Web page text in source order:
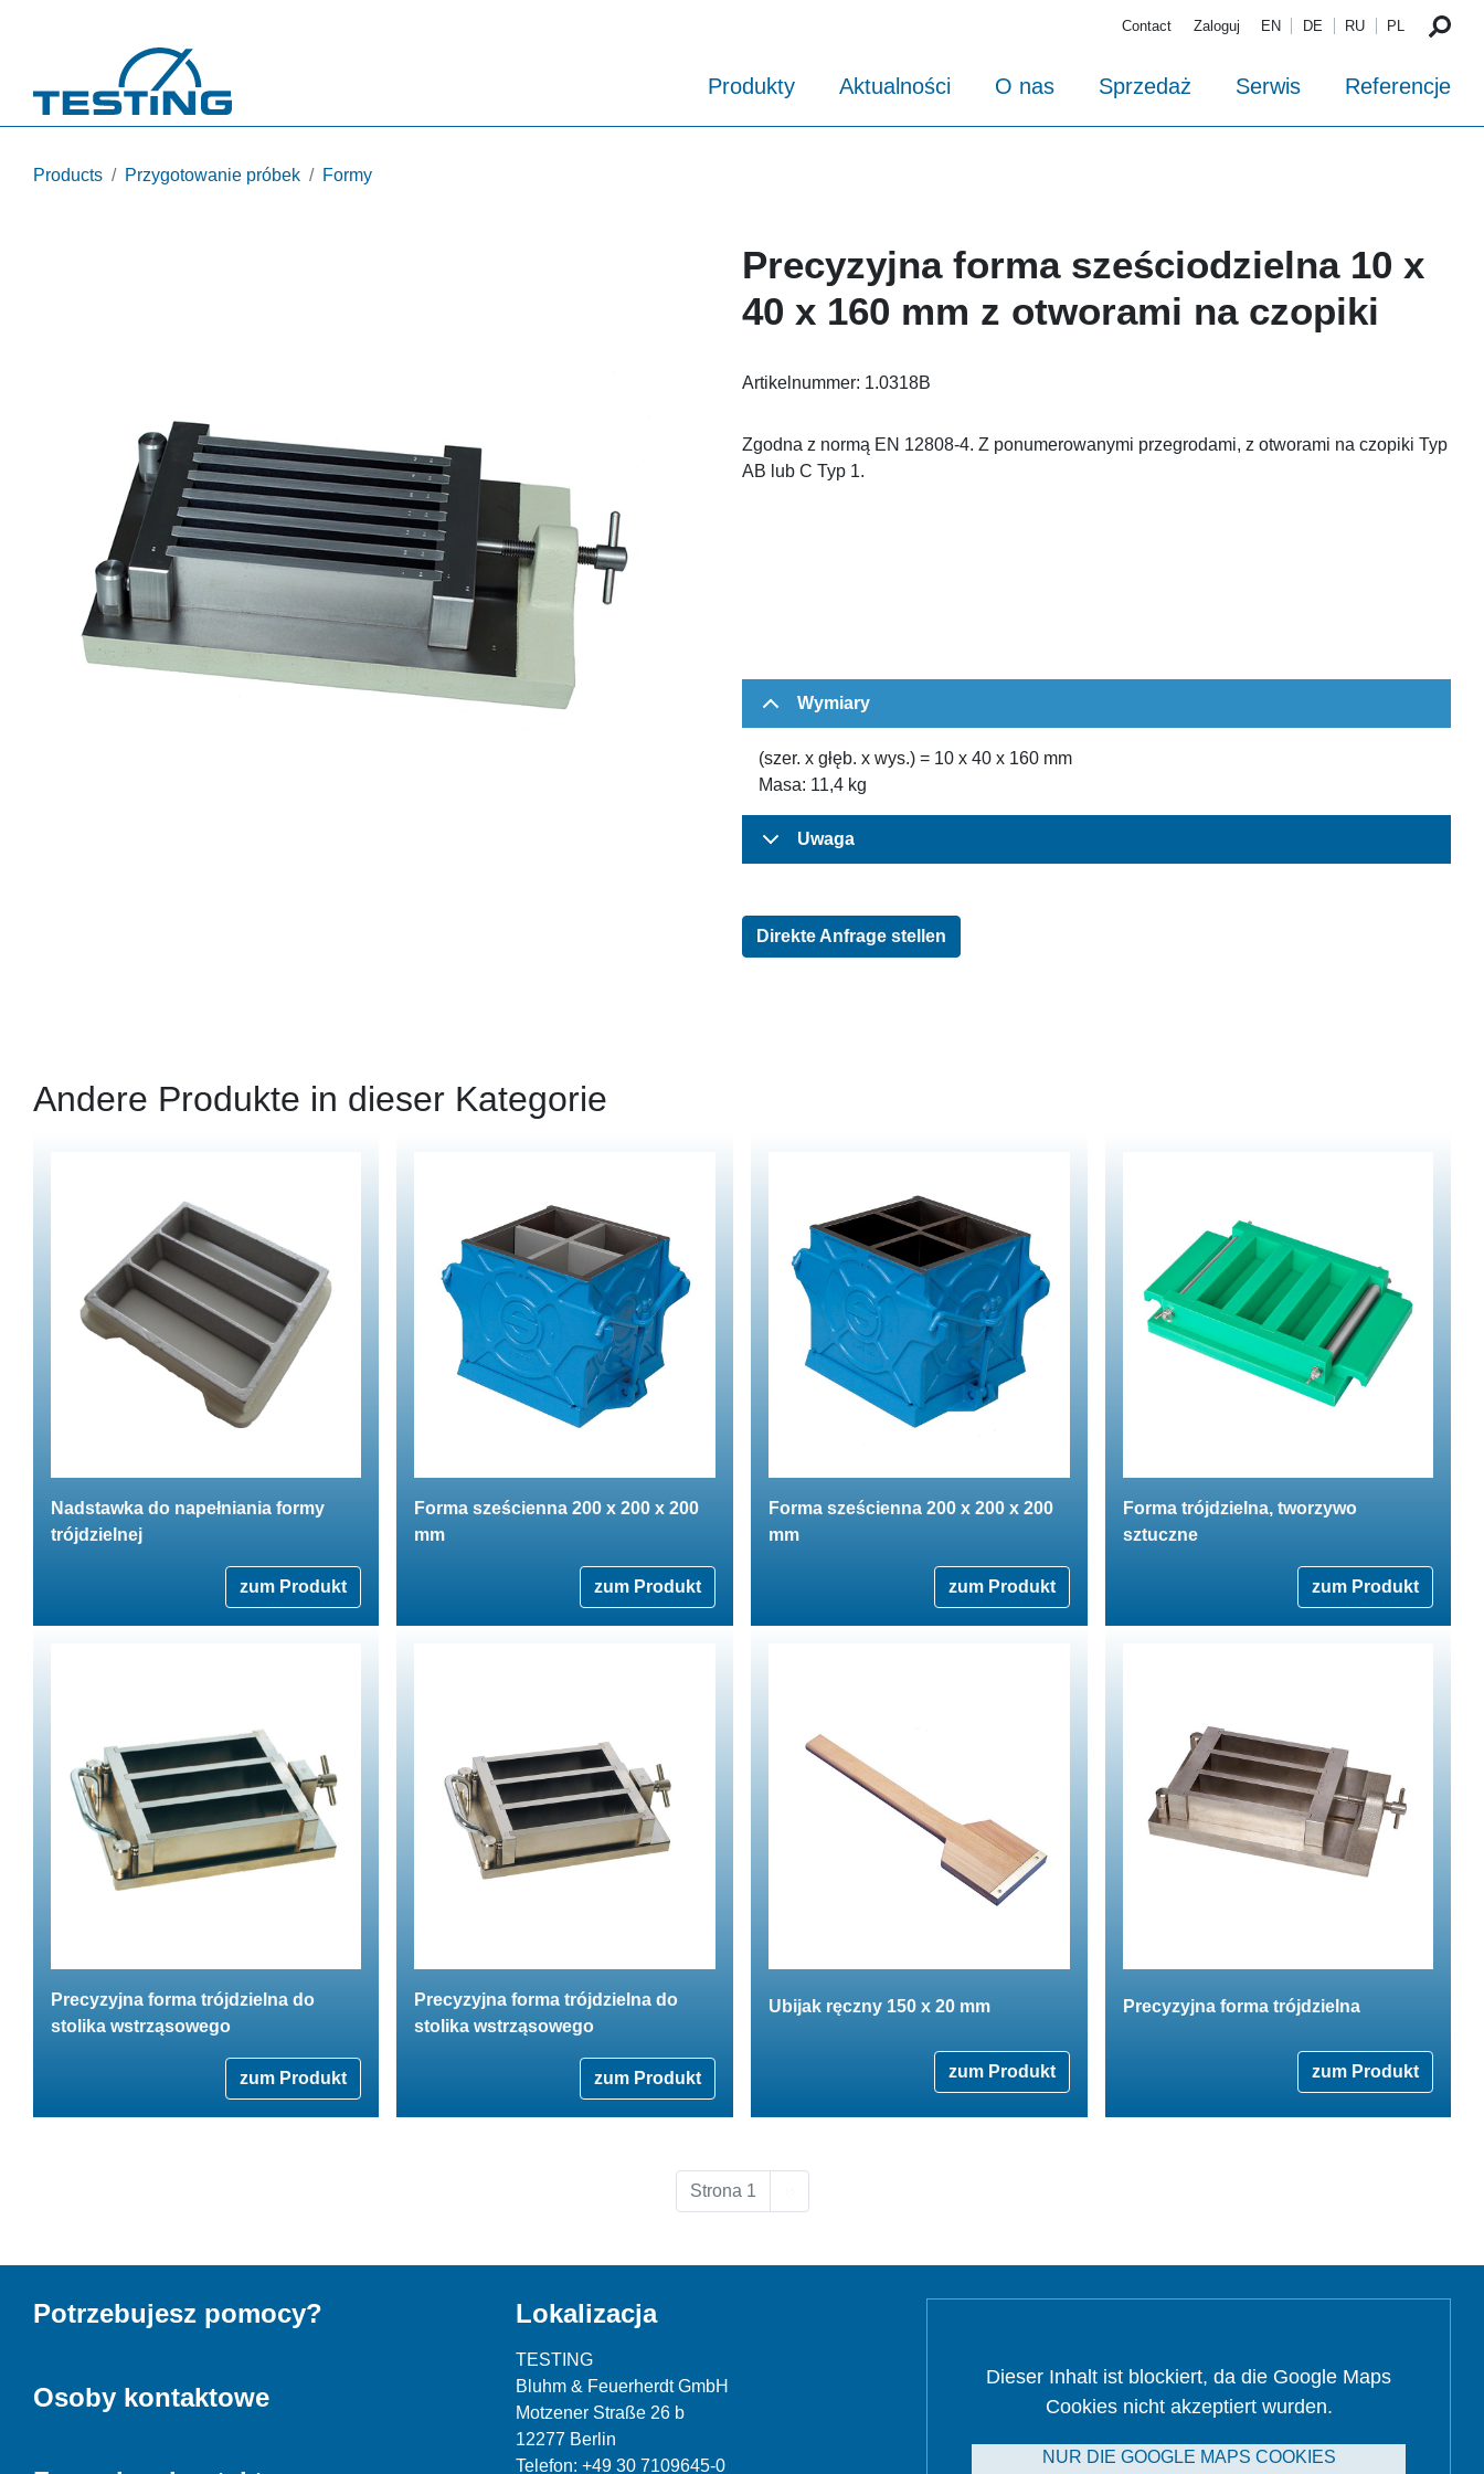
Contact Zaloguj EN DE RU PL
Produkty Aktualności O nas Sprzedaż Serwis Referencje
Products Przygotowanie próbek Formy
Precyzyjna forma sześciodzielna 10 x
40 x 160 mm z otworami na czopiki
Artikelnummer: 1.0318B
Zgodna z normą EN 12808-4. Z ponumerowanymi przegrodami, z otworami na czopiki Typ
AB lub C Typ 1.
Wymiary
(szer. x głęb. x wys.) = 10 x 40 x 160 mm
Masa: 11,4 kg
Uwaga
Direkte Anfrage stellen
Andere Produkte in dieser Kategorie
Nadstawka do napełniania formy
trójdzielnej
zum Produkt
Forma sześcienna 200 x 200 x 200
mm
zum Produkt
Forma sześcienna 200 x 200 x 200
mm
zum Produkt
Forma trójdzielna, tworzywo
sztuczne
zum Produkt
Precyzyjna forma trójdzielna do
stolika wstrząsowego
zum Produkt
Precyzyjna forma trójdzielna do
stolika wstrząsowego
zum Produkt
Ubijak ręczny 150 x 20 mm
zum Produkt
Precyzyjna forma trójdzielna
zum Produkt
Strona 1
Potrzebujesz pomocy?
Osoby kontaktowe
Lokalizacja
TESTING
Bluhm & Feuerherdt GmbH
Motzener Straße 26 b
12277 Berlin
Telefon: +49 30 7109645-0
Dieser Inhalt ist blockiert, da die Google Maps
Cookies nicht akzeptiert wurden.
NUR DIE GOOGLE MAPS COOKIES